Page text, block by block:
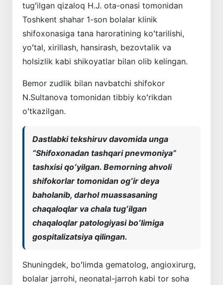
tugʻilgan qizaloq H.J. ota-onasi tomonidan
Toshkent shahar 1-son bolalar klinik
shifoxonasiga tana haroratining koʻtarilishi,
yoʻtal, xirillash, hansirash, bezovtalik va
holsizlik kabi shikoyatlar bilan olib kelingan.
Bemor zudlik bilan navbatchi shifokor
N.Sultanova tomonidan tibbiy koʻrikdan
oʻtkazilgan.
Dastlabki tekshiruv davomida unga
“Shifoxonadan tashqari pnevmoniya”
tashxisi qoʻyilgan. Bemorning ahvoli
shifokorlar tomonidan ogʻir deya
baholanib, darhol muassasaning
chaqaloqlar va chala tugʻilgan
chaqaloqlar patologiyasi boʻlimiga
gospitalizatsiya qilingan.
Shuningdek, boʻlimda gematolog, angioxirurg,
bolalar jarrohi, neonatal-jarroh kabi tor soha